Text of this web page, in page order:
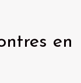
en